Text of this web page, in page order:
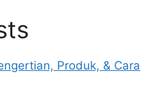
Produk, & Cara